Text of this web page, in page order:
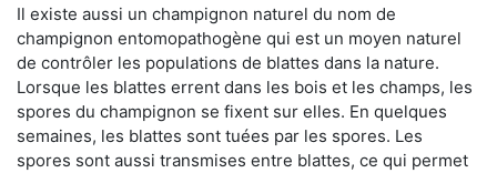
Il existe aussi un champignon naturel du nom de
champignon entomopathogène qui est un moyen naturel
de contrôler les populations de blattes dans la nature.
Lorsque les blattes errent dans les bois et les champs, les
spores du champignon se fixent sur elles. En quelques
semaines, les blattes sont tuées par les spores. Les
spores sont aussi transmises entre blattes, ce qui permet